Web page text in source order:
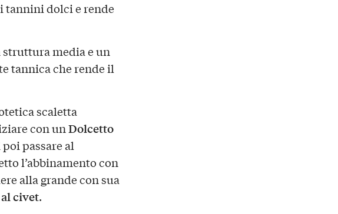
tannini dolci e rende
struttura media e un
tannica che rende il
scaletta
con unDolcetto
passare al
l’abbinamento con
alla grande con sua
civet.